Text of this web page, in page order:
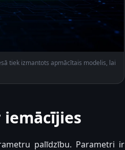
tiek izmantots apmācītais modelis, lai
palīdzību. Parametri ir